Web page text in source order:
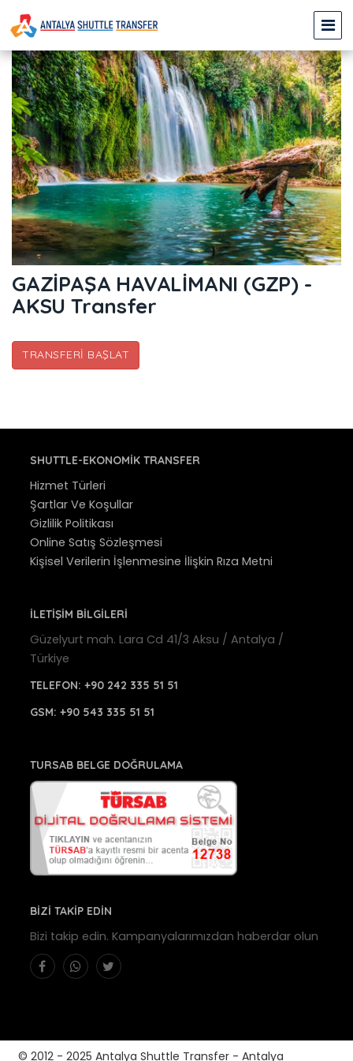
GAZİPAŞA HAVALİMANI (GZP) -
AKSU Transfer
TRANSFERI BAŞLAT
SHUTTLE-EKONOMIK TRANSFER
Hizmet Türleri
Şartlar Ve Koşullar
Gizlilik Politikası
Online Satış Sözleşmesi
Kişisel Verilerin İşlenmesine İlişkin Rıza Metni
İLETİŞİM BİLGİLERİ
Güzelyurt mah. Lara Cd 41/3 Aksu / Antalya /
Türkiye
TELEFON: +90 242 335 51 51
GSM: +90 543 335 51 51
TURSAB BELGE DOĞRULAMA
BİZİ TAKİP EDİN
Bizi takip edin. Kampanyalarımızdan haberdar olun
© 2012 - 2025 Antalya Shuttle Transfer - Antalya